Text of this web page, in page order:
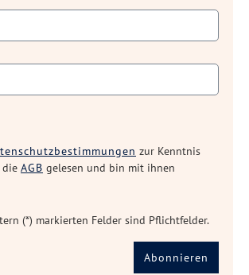
zur Kenntnis
die AGB gelesen und bin mit ihnen
(*) markierten Felder sind Pflichtfelder.
Abonnieren